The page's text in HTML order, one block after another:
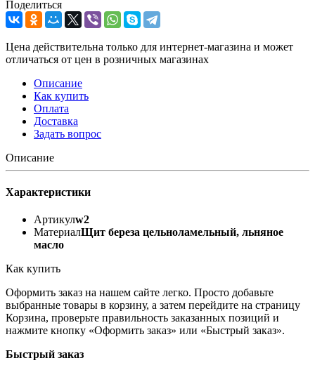
Поделиться
Цена действительна только для интернет-магазина и может
отличаться от цен в розничных магазинах
Описание
Как купить
Оплата
Доставка
Задать вопрос
Описание
Характеристики
Артикулw2
МатериалЩит береза цельноламельный, льняное
масло
Как купить
Оформить заказ на нашем сайте легко. Просто добавьте
выбранные товары в корзину, а затем перейдите на страницу
Корзина, проверьте правильность заказанных позиций и
нажмите кнопку «Оформить заказ» или «Быстрый заказ».
Быстрый заказ